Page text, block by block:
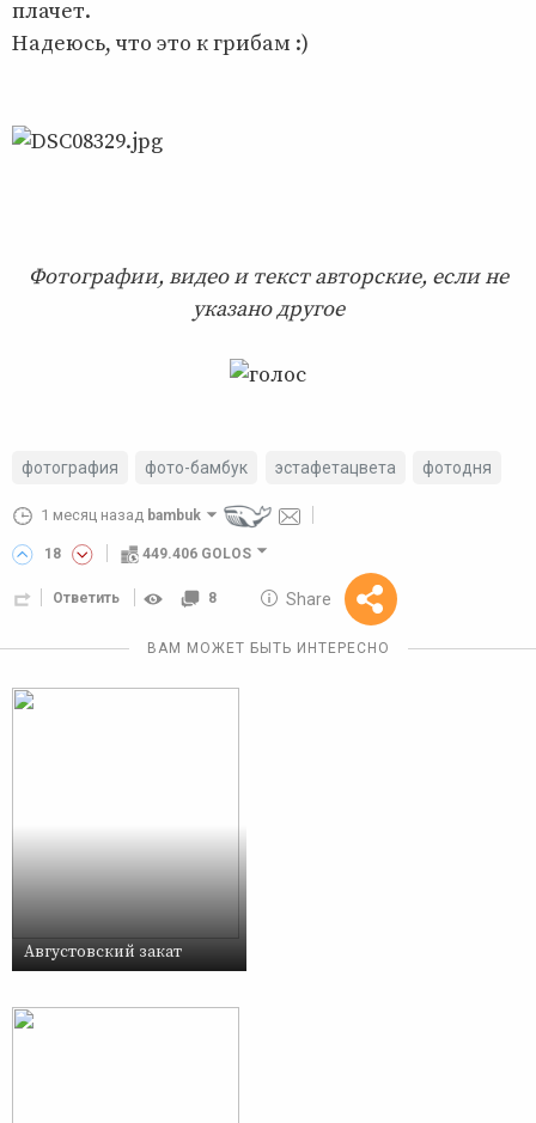
плачет.
Надеюсь, что это к грибам :)
Фотографии, видео и текст авторские, если не
указано другое
фотография фото-бамбук эстафетацвета фотодня
1 месяц назад bambuk
18 449.406 GOLOS
Ответить 8 Share
Reward
10 GOLOS
ВАМ МОЖЕТ БЫТЬ ИНТЕРЕСНО
Августовский закат